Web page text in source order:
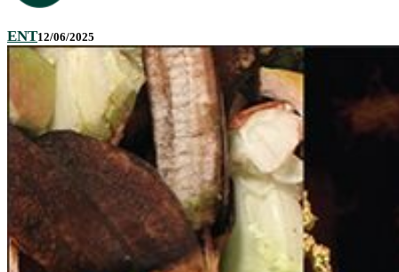
ENT12/06/2025